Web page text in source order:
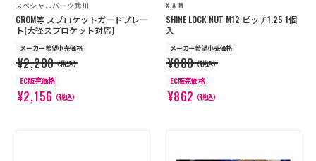
スペシャルパーツ武川
GROM等 スプロケットガードプレー
ト(大径スプロケット対応)
メーカー希望小売価格
¥2,200（税込）
EC販売価格
¥2,156（税込）
X.A.M
SHINE LOCK NUT M12 ピッチ1.25 1個
入
メーカー希望小売価格
¥880（税込）
EC販売価格
¥862（税込）